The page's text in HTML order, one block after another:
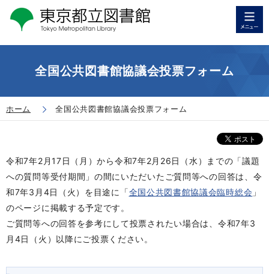
全国公共図書館協議会投票フォーム
ホーム 全国公共図書館協議会投票フォーム
令和7年2月17日（月）から令和7年2月26日（水）までの 「議題
への質問等受付期間」の間にいただいたご質問等への回答は、令
和7年3月4日（火）を目途に「全国公共図書館協議会臨時総会 」
のページに掲載する予定です。
ご質問等への回答を参考にして投票されたい場合は、 令和7年3
月4日（火）以降にご投票ください。